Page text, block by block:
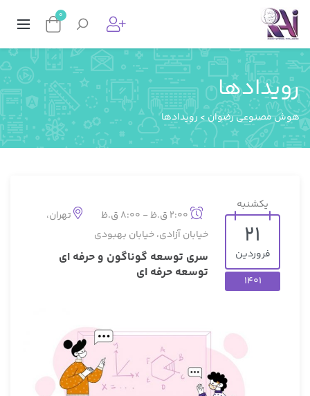
0
رویدادها
هوش مصنوعی رضوان> رویدادها
یکشنبه
21
فروردین
1401
تهران،
خیابان آزادی، خیابان بهبودی
سری توسعه گوناگون و حرفه ای
توسعه حرفه ای